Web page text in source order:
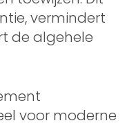
vermindert
de algehele
voor moderne